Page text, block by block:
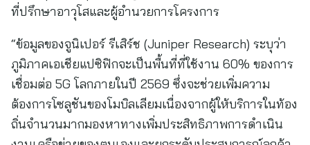
ที่ปรึกษาอาวุโสและผู้อำนวยการโครงการ
“ข้อมูลของจูนิเปอร์ รีเสิร์ช (Juniper Research) ระบุว่า
ภูมิภาคเอเชียแปซิฟิกจะเป็นพื้นที่ที่ใช้งาน 60% ของการ
เชื่อมต่อ 5G โลกภายในปี 2569 ซึ่งจะช่วยเพิ่มความ
ต้องการโซลูชันของโมบิลเลียมเนื่องจากผู้ให้บริการในท้อง
ถิ่นจำนวนมากมองหาทางเพิ่มประสิทธิภาพการดำเนิน